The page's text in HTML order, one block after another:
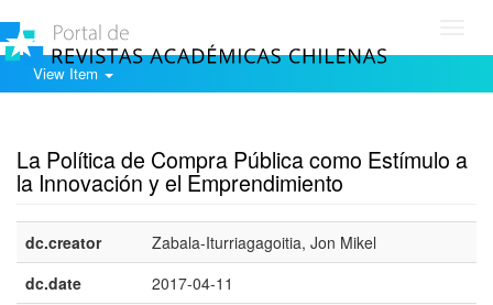
View Item
La Política de Compra Pública como Estímulo a
la Innovación y el Emprendimiento
dc.creator
Zabala-Iturriagagoitia, Jon Mikel
dc.date
2017-04-11